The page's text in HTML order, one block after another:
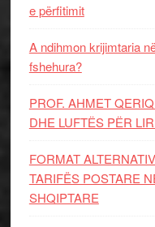
e përfitimit
A ndihmon krijimtaria
fshehura?
PROF. AHMET
DHE LUFTЁS PЁR
FORMAT
TARIFËS POSTARE
SHQIPTARE